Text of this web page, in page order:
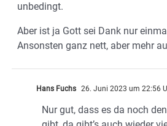
unbedingt.
Aber ist ja Gott sei Dank nur
Ansonsten ganz nett, aber mehr
Hans Fuchs 26. Juni 2023 um 22:56
Nur gut, dass es da noch